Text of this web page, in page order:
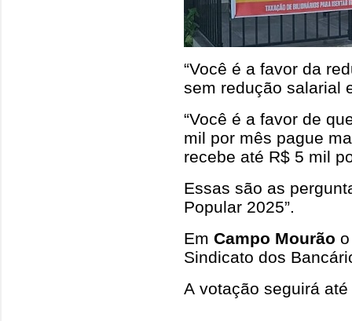
“Você é a favor da
sem redução salarial
“Você é a favor de
mil por mês pague
recebe até R$ 5 mil
Essas são as
Popular 2025”.
Em Campo Mourão
Sindicato dos
A votação seguirá